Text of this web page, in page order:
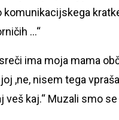
komunikacijskega
...“
ima moja mama
,ne, nisem tega
veš kaj.“ Muzali smo